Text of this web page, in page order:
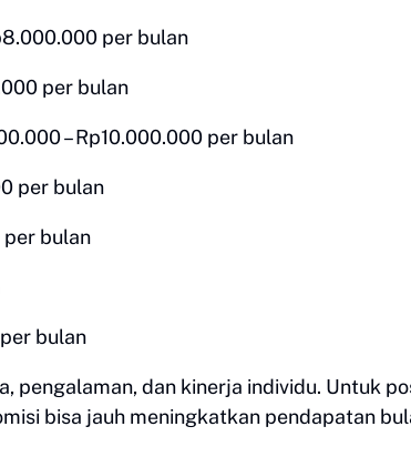
per bulan
per bulan
– Rp10.000.000 per bulan
per bulan
per bulan
bulan
pengalaman, dan kinerja individu. Untuk
bisa jauh meningkatkan pendapatan